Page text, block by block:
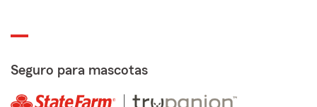
Seguro para mascotas